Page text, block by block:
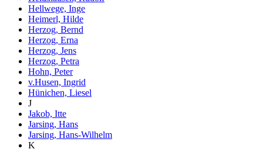
Hellwege, Inge
Heimerl, Hilde
Herzog, Bernd
Herzog, Erna
Herzog, Jens
Herzog, Petra
Hohn, Peter
v.Husen, Ingrid
Hünichen, Liesel
J
Jakob, Itte
Jarsing, Hans
Jarsing, Hans-Wilhelm
K